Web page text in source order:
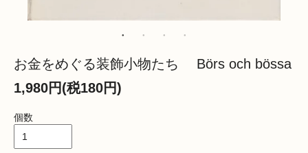
お金をめぐる装飾小物たち Börs och bössa
1,980円(税180円)
個数